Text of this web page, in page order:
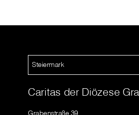
Steiermark
Caritas der Diözese
Grabenstraße 39